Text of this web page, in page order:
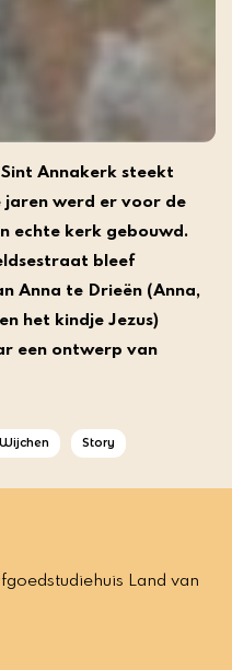
Annakerk steekt
jaren werd er voor de
echte kerk gebouwd.
bleef
Anna te Drieën (Anna,
het kindje Jezus)
een ontwerp van
Wijchen Story
Land van